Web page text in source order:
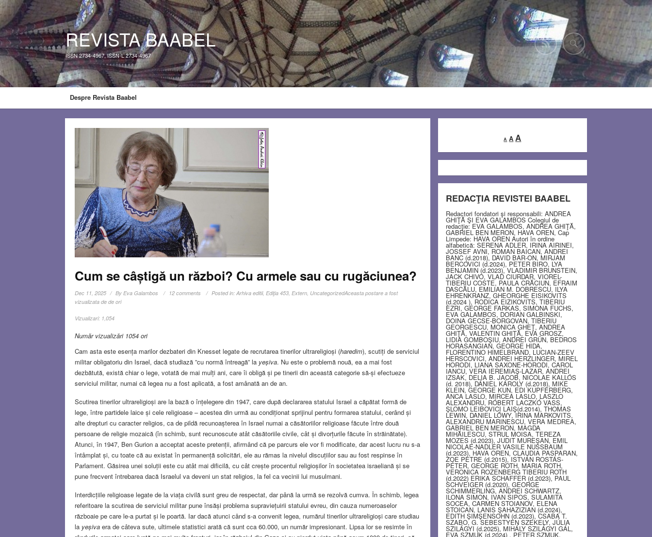
REVISTA BAABEL
ISSN 2734-4967, ISSN-L 2734-4967
Despre Revista Baabel
Cum se câștigă un război? Cu armele sau cu rugăciunea?
Dec 11, 2025 ByEva Galambos 12 comments Posted in:Arhiva editii,Ediţia 453,Extern, UncategorizedAceasta postare a fost
vizualizata de de ori
Vizualizari: 1,054
Număr vizualizări 1054 ori
Cam asta este esența marilor dezbateri din Knesset legate de recrutarea tinerilor ultrareligioși (haredim), scutiți de serviciul
militar obligatoriu din Israel, dacă studiază ”cu normă întreagă” la yeșiva. Nu este o problemă nouă, ea a mai fost
dezbătută, există chiar o lege, votată de mai mulți ani, care îi obligă și pe tinerii din această categorie să-și efectueze
serviciul militar, numai că legea nu a fost aplicată, a fost amânată an de an.
Scutirea tinerilor ultrareligioși are la bază o înțelegere din 1947, care după declararea statului Israel a căpătat formă de
lege, între partidele laice și cele religioase – acestea din urmă au condiționat sprijinul pentru formarea statului, cerând și
alte drepturi cu caracter religios, ca de pildă recunoașterea în Israel numai a căsătoriilor religioase făcute între două
persoane de religie mozaică (în schimb, sunt recunoscute atât căsătoriile civile, cât și divorțurile făcute în străinătate).
Atunci, în 1947, Ben Gurion a acceptat aceste pretenții, afirmând că pe parcurs ele vor fi modificate, dar acest lucru nu s-a
întâmplat și, cu toate că au existat în permanență solicitări, ele au rămas la nivelul discuțiilor sau au fost respinse în
Parlament. Găsirea unei soluții este cu atât mai dificilă, cu cât crește procentul religioșilor în societatea israeliană și se
pune frecvent întrebarea dacă Israelul va deveni un stat religios, la fel ca vecinii lui musulmani.
Interdicțiile religioase legate de la viața civilă sunt greu de respectat, dar până la urmă se rezolvă cumva. În schimb, legea
referitoare la scutirea de serviciul militar pune însăși problema supraviețuirii statului evreu, din cauza numeroaselor
războaie pe care le-a purtat și le poartă. Iar dacă atunci când s-a convenit legea, numărul tinerilor ultrareligioși care studiau
la yeșiva era de câteva sute, ultimele statistici arată că sunt cca 60.000, un număr impresionant. Lipsa lor se resimte în
A
Decrease
font
A Reset
AIncrease
font
REDACŢIA REVISTEI BAABEL
Redactori fondatori şi responsabili: ANDREA
GHIŢĂ ŞI EVA GALAMBOS Colegiul de
redacţie: EVA GALAMBOS, ANDREA GHIŢĂ,
GABRIEL BEN MERON, HAVA OREN, Cap
Limpede: HAVA OREN Autori în ordine
alfabetică: SERENA ADLER, IRINA AIRINEI,
JOSSEF AVNI, ROMAN BAICAN, ANDREI
BANC (d.2018), DAVID BAR-ON, MIRJAM
BERCOVICI (d.2024), PETER BIRO, LYA
BENJAMIN (d.2023), VLADIMIR BRUNSTEIN,
JACK CHIVO, VLAD CIURDAR, VIOREL-
TIBERIU COSTE, PAULA CRĂCIUN, EFRAIM
DASCĂLU, EMILIAN M. DOBRESCU, ILYA
EHRENKRANZ, GHEORGHE EISIKOVITS
(d.2024 ), RODICA EIZIKOVITS, TIBERIU
EZRI, GEORGE FARKAS, SIMONA FUCHS,
EVA GALAMBOS, DORIAN GALBINSKI,
DOINA GECSE-BORGOVAN, TIBERIU
GEORGESCU, MONICA GHEŢ, ANDREA
GHIŢĂ, VALENTIN GHIŢĂ, EVA GROSZ,
LIDIA GOMBOŞIU, ANDREI GRÜN, BEDROS
HORASANGIAN, GEORGE HIDA,
FLORENTINO HIMELBRAND, LUCIAN-ZEEV
HERSCOVICI, ANDREI HERZLINGER, MIREL
HORODI, LIANA SAXONE-HORODI, CAROL
IANCU, VERA IEREMIAŞ-LAZAR, ANDREI
IZSAK, DELIA B. JACOB, NICOLAE KALLÓS
(d. 2018), DÁNIEL KÁROLY (d.2018), MIKE
KLEIN, GEORGE KUN, EDI KUPFERBERG,
ANCA LASLO, MIRCEA LASLO, LASZLO
ALEXANDRU, RÓBERT LACZKÓ VASS,
ŞLOMO LEIBOVICI LAIŞ(d.2014), THOMAS
LEWIN, DANIEL LŐWY, IRINA MARKOVITS,
ALEXANDRU MARINESCU, VERA MEDREA,
GABRIEL BEN MERON, MAGDA
MIHĂILESCU, STRUL MOISA, TEREZA
MOZES (d.2023), JUDIT MUREŞAN, EMIL
NICOLAE-NADLER VASILE NUSSBAUM
(d.2023), HAVA OREN, CLAUDIA PASPARAN,
ZOE PETRE (d.2015), ISTVÁN ROSTÁS-
PÉTER, GEORGE ROTH, MARIA ROTH,
VERONICA ROZENBERG TIBERIU ROTH
(d.2022) ERIKA SCHAFFER (d.2023), PAUL
SCHVEIGER (d.2020), GEORGE
SCHIMMERLING, ANDREI SCHWARTZ,
ILONA SIMON, IVAN SIPOS, SULAMITA
SOCEA, CARMEN STOIANOV, ELENA
STOICAN, LANIS ŞAHAZIZIAN (d.2024),
EDITH ŞIMŞENSOHN (d.2023), CSABA T.
SZABO, G. SEBESTYEN SZEKELY, JÚLIA
SZILÁGYI (d.2025), MIHÁLY SZILÁGYI GÁL,
EVA SZMUK (d.2024) , PETER SZMUK,